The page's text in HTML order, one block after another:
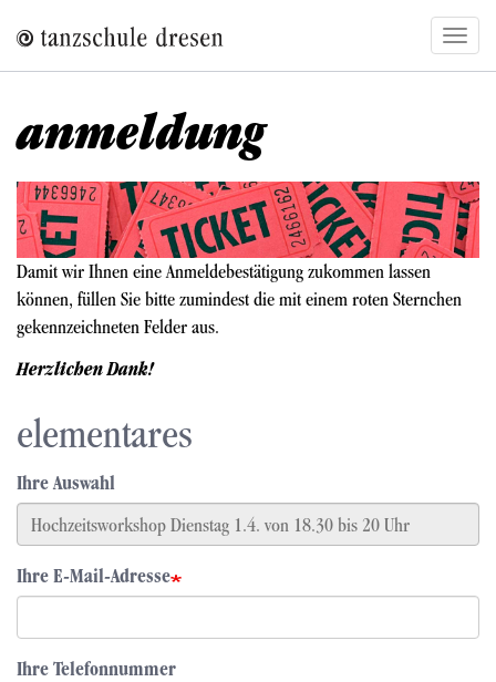
zum
Inhalt
anmeldung
Bild
Damit wir Ihnen eine Anmeldebestätigung zukommen lassen
können, füllen Sie bitte zumindest die mit einem roten Sternchen
gekennzeichneten Felder aus.
Herzlichen Dank!
elementares
Ihre Auswahl
Ihre E-Mail-Adresse
Ihre Telefonnummer